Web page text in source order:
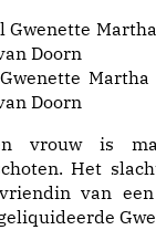
Doorn
vrouw is
Het
van